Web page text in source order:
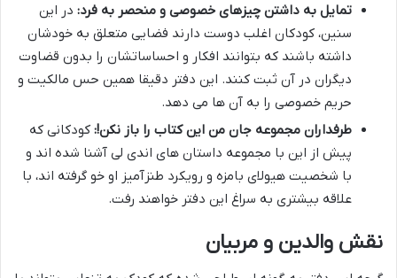
تمایل به داشتن چیزهای خصوصی و منحصر به فرد: در این
سنین، کودکان اغلب دوست دارند فضایی متعلق به خودشان
داشته باشند که بتوانند افکار و احساساتشان را بدون قضاوت
دیگران در آن ثبت کنند. این دفتر دقیقا همین حس مالکیت و
حریم خصوصی را به آن ها می دهد.
طرفداران مجموعه جان من این کتاب را باز نکن!: کودکانی که
پیش از این با مجموعه داستان های اندی لی آشنا شده اند و
با شخصیت هیولای بامزه و رویکرد طنزآمیز او خو گرفته اند، با
علاقه بیشتری به سراغ این دفتر خواهند رفت.
نقش والدین و مربیان